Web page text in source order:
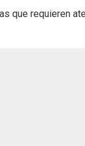
que requieren